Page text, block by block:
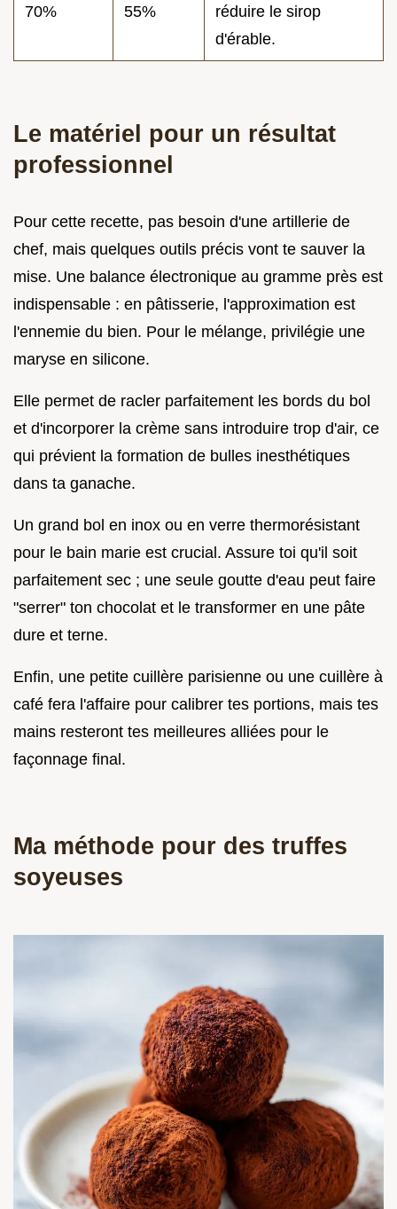
70% 55%
réduire le sirop
d'érable.
Le matériel pour un résultat
professionnel
Pour cette recette, pas besoin d'une artillerie de
chef, mais quelques outils précis vont te sauver la
mise. Une balance électronique au gramme près est
indispensable : en pâtisserie, l'approximation est
l'ennemie du bien. Pour le mélange, privilégie une
maryse en silicone.
Elle permet de racler parfaitement les bords du bol
et d'incorporer la crème sans introduire trop d'air, ce
qui prévient la formation de bulles inesthétiques
dans ta ganache.
Un grand bol en inox ou en verre thermorésistant
pour le bain marie est crucial. Assure toi qu'il soit
parfaitement sec ; une seule goutte d'eau peut faire
"serrer" ton chocolat et le transformer en une pâte
dure et terne.
Enfin, une petite cuillère parisienne ou une cuillère à
café fera l'affaire pour calibrer tes portions, mais tes
mains resteront tes meilleures alliées pour le
façonnage final.
Ma méthode pour des truffes
soyeuses